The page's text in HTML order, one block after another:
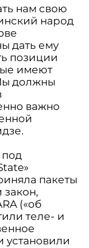
нам свою
народ
дать ему
позиции
имеют
должны
важно
под
пакеты
закон,
(«об
теле- и
установили